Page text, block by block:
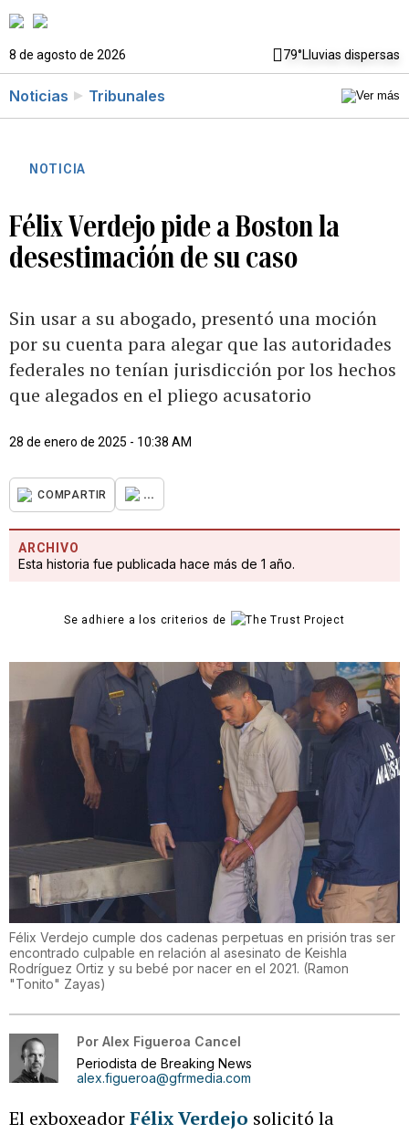
8 de agosto de 2026 79°Lluvias dispersas
Noticias Tribunales
NOTICIA
Félix Verdejo pide a Boston la
desestimación de su caso
Sin usar a su abogado, presentó una moción
por su cuenta para alegar que las autoridades
federales no tenían jurisdicción por los hechos
que alegados en el pliego acusatorio
28 de enero de 2025 - 10:38 AM
COMPARTIR ...
ARCHIVO
Esta historia fue publicada hace más de 1 año.
Se adhiere a los criterios de
Félix Verdejo cumple dos cadenas perpetuas en prisión tras ser
encontrado culpable en relación al asesinato de Keishla
Rodríguez Ortiz y su bebé por nacer en el 2021. (Ramon
"Tonito" Zayas)
Por Alex Figueroa Cancel
Periodista de Breaking News
alex.figueroa@gfrmedia.com
El exboxeadorFélix Verdejo solicitó la